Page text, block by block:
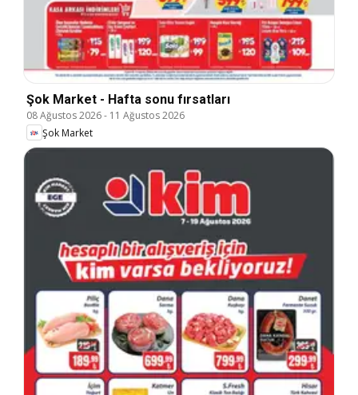
Şok Market - Hafta sonu fırsatları
08 Ağustos 2026- 11 Ağustos 2026
Şok Market